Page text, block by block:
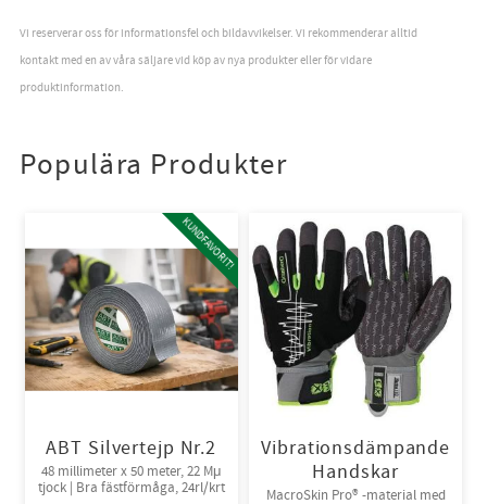
Vi reserverar oss för informationsfel och bildavvikelser. Vi rekommenderar alltid
kontakt med en av våra säljare vid köp av nya produkter eller för vidare
produktinformation.
Populära Produkter
ABT Silvertejp Nr.2
48 millimeter x 50 meter, 22 Mμ
tjock | Bra fästförmåga, 24rl/krt
KUNDFAVORIT!
Vibrationsdämpande
Handskar
MacroSkin Pro® -material med